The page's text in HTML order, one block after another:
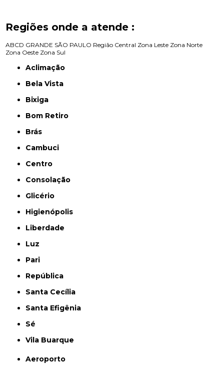
Regiões onde a atende :
ABCD GRANDE SÃO PAULO Região Central Zona Leste Zona Norte
Zona Oeste Zona Sul
Aclimação
Bela Vista
Bixiga
Bom Retiro
Brás
Cambuci
Centro
Consolação
Glicério
Higienópolis
Liberdade
Luz
Pari
República
Santa Cecília
Santa Efigênia
Sé
Vila Buarque
Aeroporto